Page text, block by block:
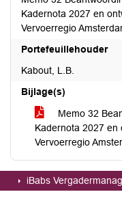
Kadernota 2027 en
Vervoerregio
Portefeuillehouder
Kabout, L.B.
Bijlage(s)
Memo 32
Kadernota 2027 en
Vervoerregio
iBabs